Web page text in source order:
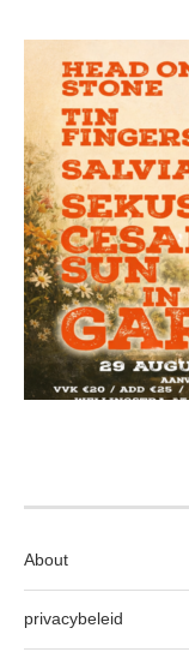
About
privacybeleid